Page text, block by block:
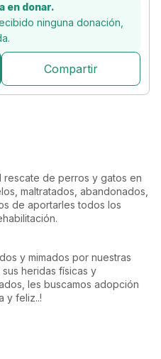
en donar.
ninguna donación,
Compartir
rescate de perros y gatos en
maltratados, abandonados,
de aportarles todos los
y mimados por nuestras
heridas físicas y
les buscamos adopción
y feliz..!